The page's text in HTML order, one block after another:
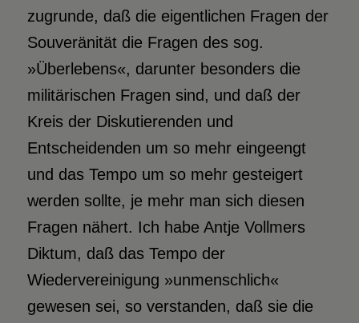
zugrunde, daß die eigentlichen Fragen der
Souveränität die Fragen des sog.
»Überlebens«, darunter besonders die
militärischen Fragen sind, und daß der
Kreis der Diskutierenden und
Entscheidenden um so mehr eingeengt
und das Tempo um so mehr gesteigert
werden sollte, je mehr man sich diesen
Fragen nähert. Ich habe Antje Vollmers
Diktum, daß das Tempo der
Wiedervereinigung »unmenschlich«
gewesen sei, so verstanden, daß sie die